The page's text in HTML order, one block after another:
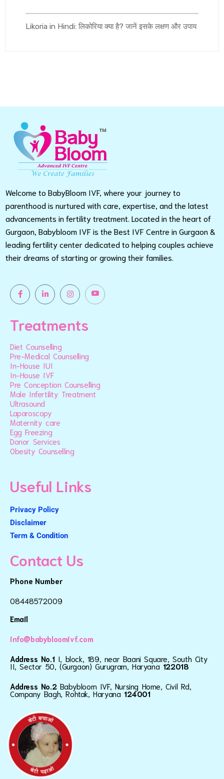
Likoria in Hindi: लिकोरिया क्या है? जानें इसके लक्षण और उपाय
Welcome to BabyBloom IVF, where your journey to
parenthood is nurtured with care, expertise, and the latest
advancements in fertility treatment. Located in the heart of
Gurgaon, Babybloom IVF is the Best IVF Centre in Gurgaon &
leading fertility center dedicated to helping couples achieve
their dreams of starting or growing their families.
Treatments
Diet Counselling
Pre-Medical Counselling
In-House IUI
In-House IVF
Pre Conception Counselling
Male Infertility Treatment
Ultrasound
Laparoscopy
Maternity care
Egg Freezing
Donor Services
Obesity Counselling
Useful Links
Privacy Policy
Disclaimer
Term & Condition
Contact Us
Phone Number
08448572009
Email
info@babybloomivf.com
Address No.1 I, block, 189, near Baani Square, South City
II, Sector 50, (Gurgaon) Gurugram, Haryana 122018
Address No.2 Babybloom IVF, Nursing Home, Civil Rd,
Company Bagh, Rohtak, Haryana124001